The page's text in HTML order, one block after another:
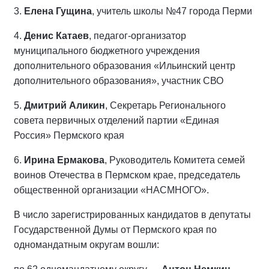
3. Елена Гущина, учитель школы №47 города Перми
4. Денис Катаев, педагог-организатор
муниципального бюджетного учреждения
дополнительного образования «Ильинский центр
дополнительного образования», участник СВО
5. Дмитрий Аликин, Секретарь Регионального
совета первичных отделений партии «Единая
Россия» Пермского края
6. Ирина Ермакова, Руководитель Комитета семей
воинов Отечества в Пермском крае, председатель
общественной организации «НАСМНОГО».
В число зарегистрированных кандидатов в депутаты
Государственной Думы от Пермского края по
одномандатным округам вошли: